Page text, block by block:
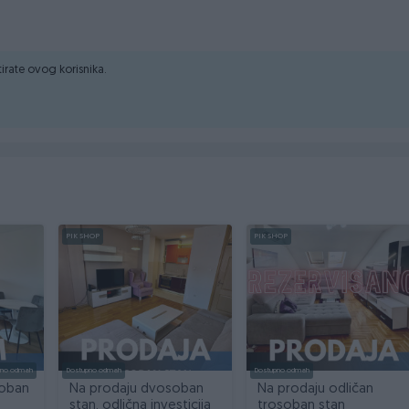
NEKRETNINE MOŽETE DOGOVORITI NA KONTAKT TELEFON
ovog korisnika.
odmah
PIK SHOP
Dostupno odmah
Na prodaju dvosoban
stan, odlična investicija
PIK SHOP
Dostupno odmah
Na prodaju odličan
trosoban stan